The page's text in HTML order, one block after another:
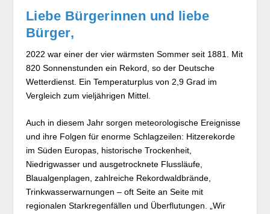
Liebe Bürgerinnen und liebe
Bürger,
2022 war einer der vier wärmsten Sommer seit 1881. Mit
820 Sonnenstunden ein Rekord, so der Deutsche
Wetterdienst. Ein Temperaturplus von 2,9 Grad im
Vergleich zum vieljährigen Mittel.
Auch in diesem Jahr sorgen meteorologische Ereignisse
und ihre Folgen für enorme Schlagzeilen: Hitzerekorde
im Süden Europas, historische Trockenheit,
Niedrigwasser und ausgetrocknete Flussläufe,
Blaualgenplagen, zahlreiche Rekordwaldbrände,
Trinkwasserwarnungen – oft Seite an Seite mit
regionalen Starkregenfällen und Überflutungen. „Wir